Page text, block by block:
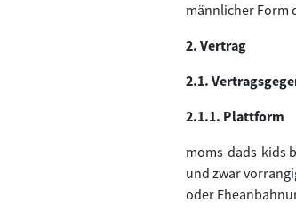
männlicher Form
2. Vertrag
2.1.
2.1.1. Plattform
moms-dads-kids
und zwar
oder